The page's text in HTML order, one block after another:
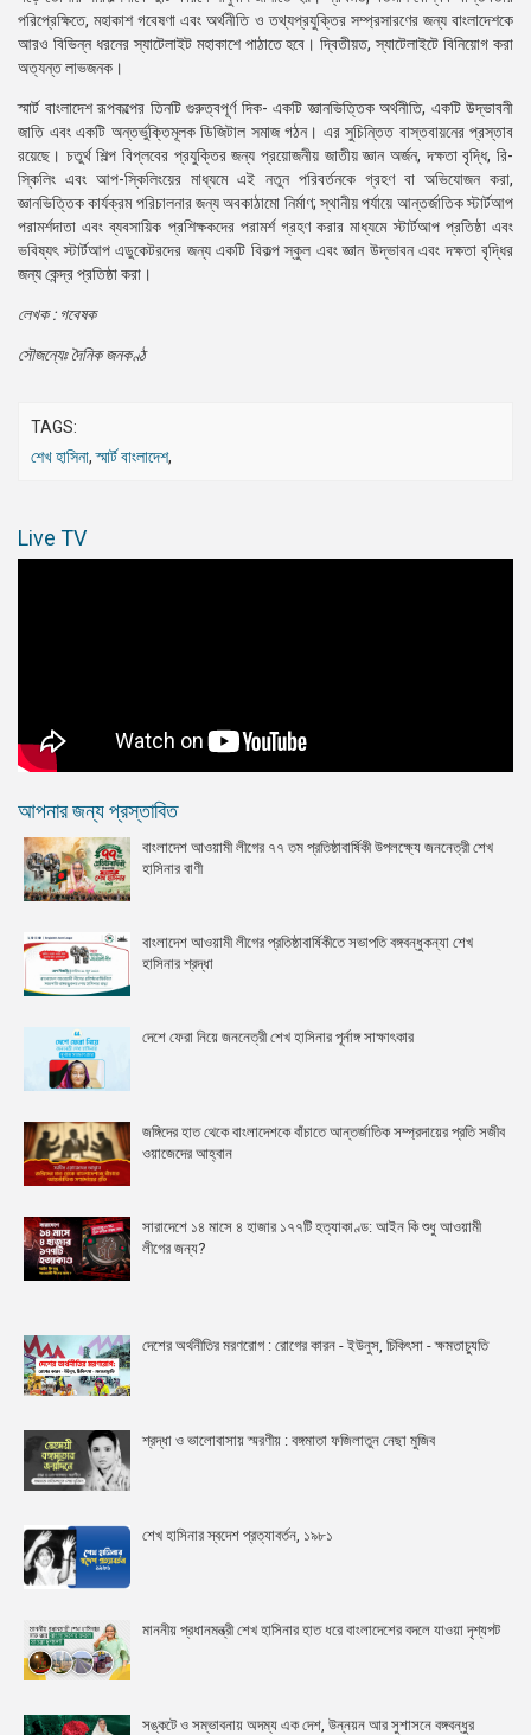
পরিপ্রেক্ষিতে, মহাকাশ গবেষণা এবং অর্থনীতি ও তথ্যপ্রযুক্তির সম্প্রসারণের জন্য বাংলাদেশকে
আরও বিভিন্ন ধরনের স্যাটেলাইট মহাকাশে পাঠাতে হবে। দ্বিতীয়ত, স্যাটেলাইটে বিনিয়োগ করা
অত্যন্ত লাভজনক।
স্মার্ট বাংলাদেশ রূপকল্পের তিনটি গুরুত্বপূর্ণ দিক- একটি জ্ঞানভিত্তিক অর্থনীতি, একটি উদ্ভাবনী
জাতি এবং একটি অন্তর্ভুক্তিমূলক ডিজিটাল সমাজ গঠন। এর সুচিন্তিত বাস্তবায়নের প্রস্তাব
রয়েছে। চতুর্থ শিল্প বিপ্লবের প্রযুক্তির জন্য প্রয়োজনীয় জাতীয় জ্ঞান অর্জন, দক্ষতা বৃদ্ধি, রি-
স্কিলিং এবং আপ-স্কিলিংয়ের মাধ্যমে এই নতুন পরিবর্তনকে গ্রহণ বা অভিযোজন করা,
জ্ঞানভিত্তিক কার্যক্রম পরিচালনার জন্য অবকাঠামো নির্মাণ; স্থানীয় পর্যায়ে আন্তর্জাতিক স্টার্টআপ
পরামর্শদাতা এবং ব্যবসায়িক প্রশিক্ষকদের পরামর্শ গ্রহণ করার মাধ্যমে স্টার্টআপ প্রতিষ্ঠা এবং
ভবিষ্যৎ স্টার্টআপ এডুকেটরদের জন্য একটি বিকল্প স্কুল এবং জ্ঞান উদ্ভাবন এবং দক্ষতা বৃদ্ধির
জন্য কেন্দ্র প্রতিষ্ঠা করা।
লেখক : গবেষক
সৌজন্যেঃ দৈনিক জনকণ্ঠ
TAGS:
শেখ হাসিনা,স্মার্ট বাংলাদেশ,
Live TV
আপনার জন্য প্রস্তাবিত
বাংলাদেশ আওয়ামী লীগের ৭৭ তম প্রতিষ্ঠাবার্ষিকী উপলক্ষ্যে জননেত্রী শেখ
হাসিনার বাণী
বাংলাদেশ আওয়ামী লীগের প্রতিষ্ঠাবার্ষিকীতে সভাপতি বঙ্গবন্ধুকন্যা শেখ
হাসিনার শ্রদ্ধা
দেশে ফেরা নিয়ে জননেত্রী শেখ হাসিনার পূর্নাঙ্গ সাক্ষাৎকার
জঙ্গিদের হাত থেকে বাংলাদেশকে বাঁচাতে আন্তর্জাতিক সম্প্রদায়ের প্রতি সজীব
ওয়াজেদের আহ্বান
সারাদেশে ১৪ মাসে ৪ হাজার ১৭৭টি হত্যাকাণ্ড: আইন কি শুধু আওয়ামী
লীগের জন্য?
দেশের অর্থনীতির মরণরোগ : রোগের কারন - ইউনুস, চিকিৎসা - ক্ষমতাচ্যুতি
শ্রদ্ধা ও ভালোবাসায় স্মরণীয় : বঙ্গমাতা ফজিলাতুন নেছা মুজিব
শেখ হাসিনার স্বদেশ প্রত্যাবর্তন, ১৯৮১
মাননীয় প্রধানমন্ত্রী শেখ হাসিনার হাত ধরে বাংলাদেশের বদলে যাওয়া দৃশ্যপট
সঙ্কটে ও সম্ভাবনায় অদম্য এক দেশ, উন্নয়ন আর সুশাসনে বঙ্গবন্ধুর